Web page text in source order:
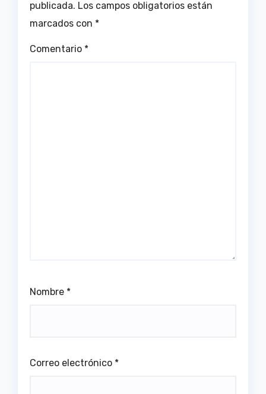
publicada. Los campos obligatorios están
marcados con *
Comentario *
Nombre *
Correo electrónico *